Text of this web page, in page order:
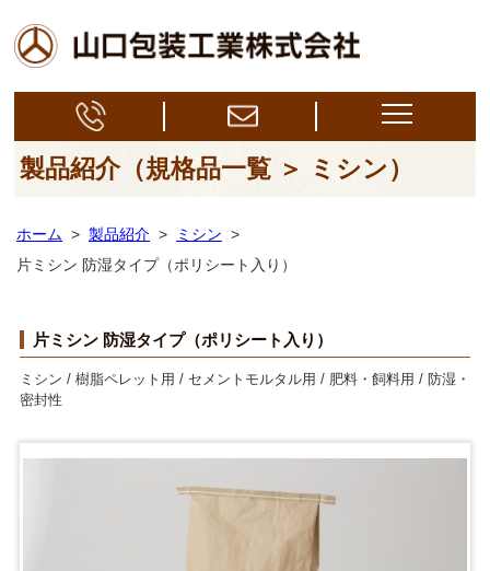
製品紹介（規格品一覧 ＞ ミシン）
ホーム > 製品紹介 > ミシン >
片ミシン 防湿タイプ（ポリシート入り）
片ミシン 防湿タイプ（ポリシート入り）
ミシン / 樹脂ペレット用 / セメントモルタル用 / 肥料・飼料用 / 防湿・
密封性